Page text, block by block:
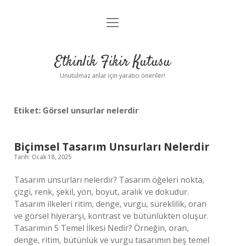
Anasayfa
Yasal Uyarı
menüyü
Etkinlik Fikir Kutusu
Unutulmaz anlar için yaratıcı öneriler!
Etiket: Görsel unsurlar nelerdir
Biçimsel Tasarım Unsurları Nelerdir
Tarih: Ocak 18, 2025
Tasarım unsurları nelerdir? Tasarım öğeleri nokta,
çizgi, renk, şekil, yön, boyut, aralık ve dokudur.
Tasarım ilkeleri ritim, denge, vurgu, süreklilik, oran
ve görsel hiyerarşi, kontrast ve bütünlükten oluşur.
Tasarımın 5 Temel İlkesi Nedir? Örneğin, oran,
denge, ritim, bütünlük ve vurgu tasarımın beş temel